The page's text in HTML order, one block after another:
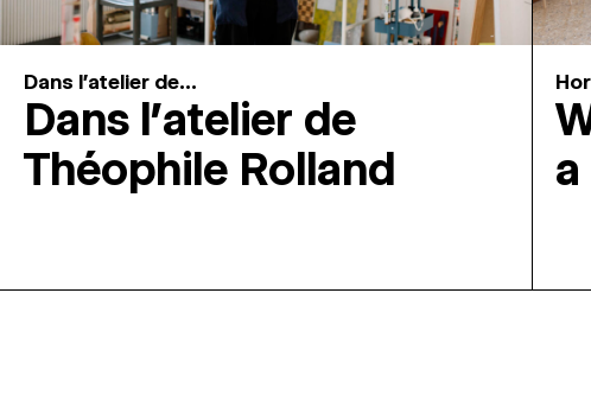
Dans l'atelier de...
Dans l’atelier de
Théophile Rolland